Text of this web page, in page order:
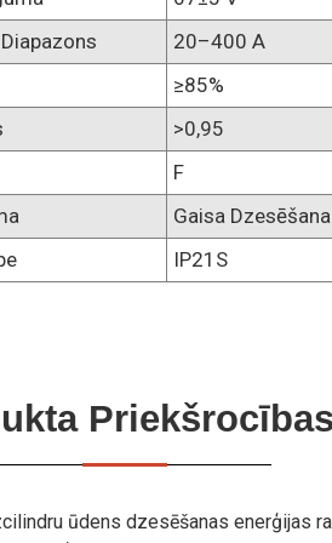
20–400 A
≥85%
>0,95
F
Gaisa Dzesēšana
IP21S
ūdens dzesēšanas enerģijas